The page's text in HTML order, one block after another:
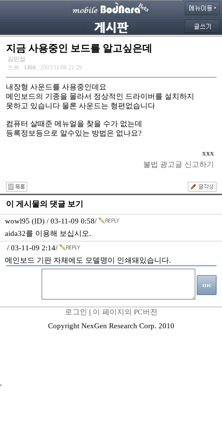
지금 사용중인 보드를 알고싶은데
김민섭
조회 : 1404 , 2003/11/08 21:29
내장형 사운드를 사용중인데요
메인보드의 기종을 몰라서 정상적인 드라이버를 설치하지
못하고 있습니다 물론 사운드는 형편없습니다
컴퓨터 살때준 메뉴얼을 찾을 수가 없는데
등록정보등으로 알수있는 방법은 없나요?
xxx
불법 광고글 신고하기
이 게시물의 댓글 보기
wowl95 (ID) / 03-11-09 0:58/
aida32를 이용해 보십시오.
/ 03-11-09 2:14/
메인보드 기판 자체에도 모델명이 인쇄돼있습니다.
로그인 | 이 페이지의 PC버전
Copyright NexGen Research Corp. 2010